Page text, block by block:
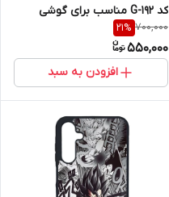
کد G-192 مناسب برای گوشی
/ A16 5G
700,000
21%
550,000
افزودن به سبد